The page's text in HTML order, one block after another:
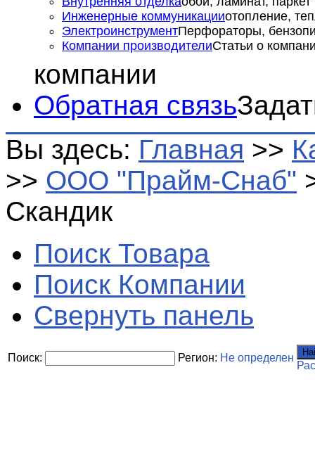
Инженерные коммуникацииотопление,
ЭлектроинструментПерфораторы,
Компании производителиСтатьи о
компании
Обратная связь
Вы здесь: Главная >>
>> ООО "Прайм-Снаб"
Скандик
Поиск Товара
Поиск Компании
Свернуть панель
Поиск: Регион: Не определен